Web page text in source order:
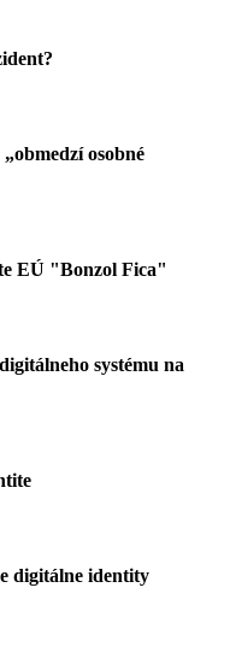
osobné
EÚ "Bonzol Fica"
systému na
digitálne identity